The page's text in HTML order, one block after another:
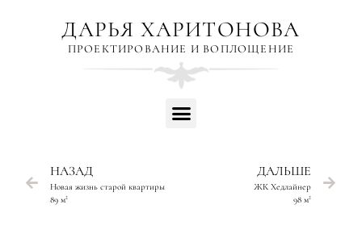
ДАРЬЯ ХАРИТОНОВА
ПРОЕКТИРОВАНИЕ И ВОПЛОЩЕНИЕ
НАЗАД
Новая жизнь старой квартиры
89 м²
ДАЛЬШЕ
ЖК Хедлайнер
98 м²